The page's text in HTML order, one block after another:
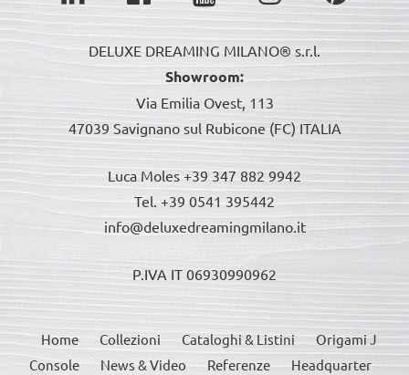
DELUXE DREAMING MILANO® s.r.l.
Showroom:
Via Emilia Ovest, 113
47039 Savignano sul Rubicone (FC) ITALIA
Luca Moles +39 347 882 9942
Tel. +39 0541 395442
info@deluxedreamingmilano.it
P.IVA IT 06930990962
Home Collezioni Cataloghi & Listini
Origami J
Console
News & Video Referenze Headquarter